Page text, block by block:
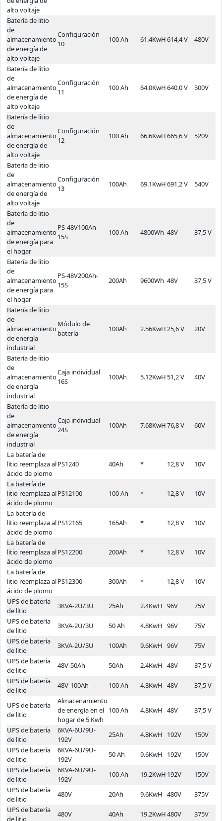
alto voltaje
Batería de litio
de
almacenamiento
de energía de
alto voltaje
Configuración
10
100 Ah 61.4KwH614,4 V 480V
Batería de litio
de
almacenamiento
de energía de
alto voltaje
Configuración
11
100 Ah 64.0KwH640,0 V 500V
Batería de litio
de
almacenamiento
de energía de
alto voltaje
Configuración
12
100 Ah 66.6KwH665,6 V 520V
Batería de litio
de
almacenamiento
de energía de
alto voltaje
Configuración
13
100Ah 69.1KwH691,2 V 540V
Batería de litio
de
almacenamiento
de energía para
el hogar
PS-48V100Ah-
15S
100 Ah 4800Wh 48V 37,5 V
Batería de litio
de
almacenamiento
de energía para
el hogar
PS-48V200Ah-
15S
200Ah 9600Wh 48V 37,5 V
Batería de litio
de
almacenamiento
de energía
industrial
Módulo de
batería
100Ah 2.56KwH25,6 V 20V
Batería de litio
de
almacenamiento
de energía
industrial
Caja individual
16S
100Ah 5.12KwH 51,2 V 40V
Batería de litio
de
almacenamiento
de energía
industrial
Caja individual
24S
100Ah 7.68KwH76,8 V 60V
La batería de
litio reemplaza al
ácido de plomo
PS1240 40Ah * 12,8 V 10V
La batería de
litio reemplaza al
ácido de plomo
PS12100 100 Ah * 12,8 V 10V
La batería de
litio reemplaza al
ácido de plomo
PS12165 165Ah * 12,8 V 10V
La batería de
litio reemplaza al
ácido de plomo
PS12200 200Ah * 12,8 V 10V
La batería de
litio reemplaza al
ácido de plomo
PS12300 300Ah * 12,8 V 10V
UPS de batería
de litio
3KVA-2U/3U 25Ah 2.4KwH 96V 75V
UPS de batería
de litio
3KVA-2U/3U 50 Ah 4.8KwH 96V 75V
UPS de batería
de litio
3KVA-2U/3U 100Ah 9.6KwH 96V 75V
UPS de batería
de litio
48V-50Ah 50Ah 2.4KwH 48V 37,5 V
UPS de batería
de litio
48V-100Ah 100 Ah 4.8KwH 48V 37,5 V
UPS de batería
de litio
Almacenamiento
de energía en el
hogar de 5 Kwh
100 Ah 4.8KwH 48V 37,5 V
UPS de batería
de litio
6KVA-6U/9U-
192V
25Ah 4.8KwH 192V 150V
UPS de batería
de litio
6KVA-6U/9U-
192V
50 Ah 9.6KwH 192V 150V
UPS de batería
de litio
6KVA-6U/9U-
192V
100 Ah 19.2KwH 192V 150V
UPS de batería
de litio
480V 20Ah 9.6KwH 480V 375V
UPS de batería
de litio
480V 40Ah 19.2KwH480V 375V